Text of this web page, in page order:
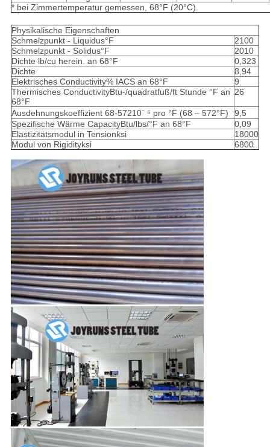
* bei Zimmertemperatur gemessen, 68°F (20°C).
Physikalische Eigenschaften
Schmelzpunkt - Liquidus°F
2100
Schmelzpunkt - Solidus°F
2010
Dichte lb/cu herein. an 68°F
0,323
Dichte
8,94
Elektrisches Conductivity% IACS an 68°F
9
Thermisches ConductivityBtu-/quadratfuß/ft Stunde °F an
68°F
26
Ausdehnungskoeffizient 68-57210⁻ ⁶ pro °F (68 – 572°F)
9,5
Spezifische Wärme CapacityBtu/lbs/°F an 68°F
0,09
Elastizitätsmodul in Tensionksi
18000
Modul von Rigidityksi
6800